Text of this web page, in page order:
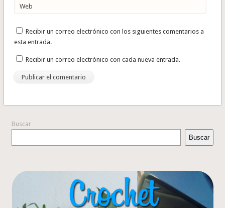
Web
Recibir un correo electrónico con los siguientes comentarios a
esta entrada.
Recibir un correo electrónico con cada nueva entrada.
Buscar
Buscar